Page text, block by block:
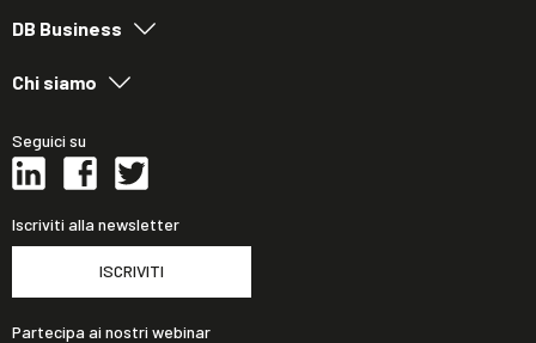
DB Business
Chi siamo
Seguici su
Iscriviti alla newsletter
ISCRIVITI
Partecipa ai nostri webinar